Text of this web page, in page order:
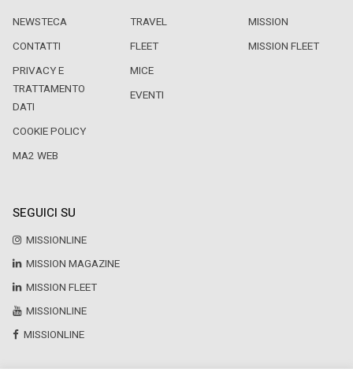
NEWSTECA
CONTATTI
PRIVACY E
TRATTAMENTO
DATI
COOKIE POLICY
MA2 WEB
TRAVEL
FLEET
MICE
EVENTI
MISSION
MISSION FLEET
SEGUICI SU
MISSIONLINE
MISSION MAGAZINE
MISSION FLEET
MISSIONLINE
MISSIONLINE